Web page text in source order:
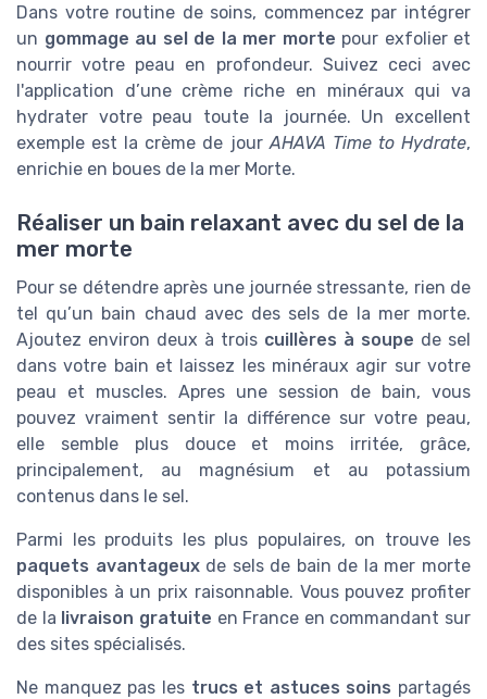
Dans votre routine de soins, commencez par intégrer
un gommage au sel de la mer morte pour exfolier et
nourrir votre peau en profondeur. Suivez ceci avec
l'application d’une crème riche en minéraux qui va
hydrater votre peau toute la journée. Un excellent
exemple est la crème de jourAHAVA Time to Hydrate,
enrichie en boues de la mer Morte.
Réaliser un bain relaxant avec du sel de la
mer morte
Pour se détendre après une journée stressante, rien de
tel qu’un bain chaud avec des sels de la mer morte.
Ajoutez environ deux à trois cuillères à soupe de sel
dans votre bain et laissez les minéraux agir sur votre
peau et muscles. Apres une session de bain, vous
pouvez vraiment sentir la différence sur votre peau,
elle semble plus douce et moins irritée, grâce,
principalement, au magnésium et au potassium
contenus dans le sel.
Parmi les produits les plus populaires, on trouve les
paquets avantageuxde sels de bain de la mer morte
disponibles à un prix raisonnable. Vous pouvez profiter
de la livraison gratuite en France en commandant sur
des sites spécialisés.
Ne manquez pas les trucs et astuces soins partagés